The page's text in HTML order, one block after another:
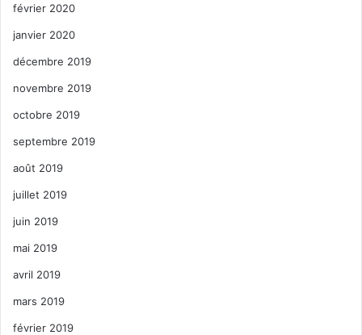
février 2020
janvier 2020
décembre 2019
novembre 2019
octobre 2019
septembre 2019
août 2019
juillet 2019
juin 2019
mai 2019
avril 2019
mars 2019
février 2019